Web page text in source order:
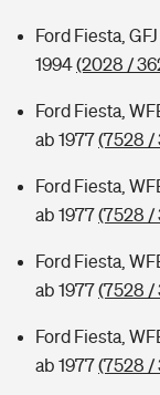
Ford Fiesta,
1994(2028 /
Ford Fiesta,
ab 1977(7528 /
Ford Fiesta,
ab 1977(7528 /
Ford Fiesta,
ab 1977(7528 /
Ford Fiesta,
ab 1977(7528 /